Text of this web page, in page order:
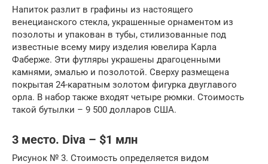
Напиток разлит в графины из настоящего
венецианского стекла, украшенные орнаментом из
позолоты и упакован в тубы, стилизованные под
известные всему миру изделия ювелира Карла
Фаберже. Эти футляры украшены драгоценными
камнями, эмалью и позолотой. Сверху размещена
покрытая 24-каратным золотом фигурка двуглавого
орла. В набор также входят четыре рюмки. Стоимость
такой бутылки – 9 500 долларов США.
3 место. Diva – $1 млн
Рисунок № 3. Стоимость определяется видом